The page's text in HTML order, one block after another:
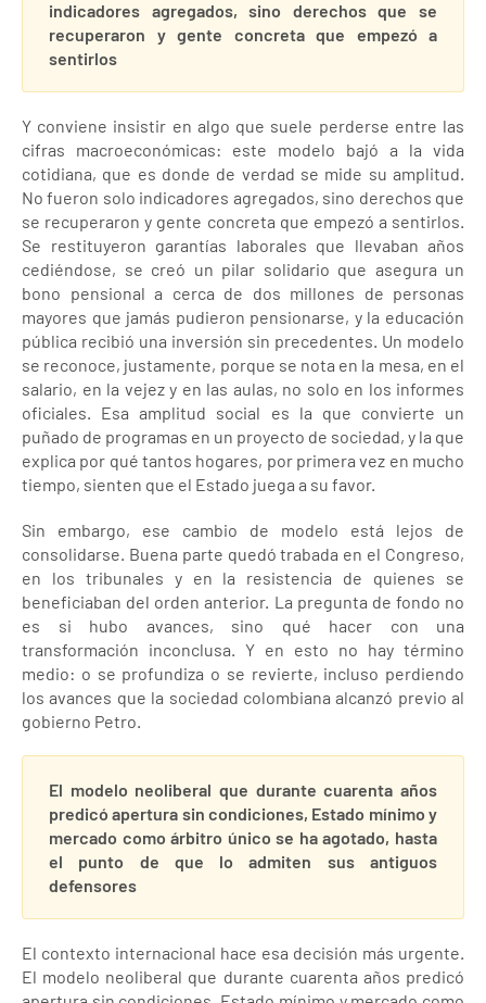
indicadores agregados, sino derechos que se
recuperaron y gente concreta que empezó a
sentirlos
Y conviene insistir en algo que suele perderse entre las
cifras macroeconómicas: este modelo bajó a la vida
cotidiana, que es donde de verdad se mide su amplitud.
No fueron solo indicadores agregados, sino derechos que
se recuperaron y gente concreta que empezó a sentirlos.
Se restituyeron garantías laborales que llevaban años
cediéndose, se creó un pilar solidario que asegura un
bono pensional a cerca de dos millones de personas
mayores que jamás pudieron pensionarse, y la educación
pública recibió una inversión sin precedentes. Un modelo
se reconoce, justamente, porque se nota en la mesa, en el
salario, en la vejez y en las aulas, no solo en los informes
oficiales. Esa amplitud social es la que convierte un
puñado de programas en un proyecto de sociedad, y la que
explica por qué tantos hogares, por primera vez en mucho
tiempo, sienten que el Estado juega a su favor.
Sin embargo, ese cambio de modelo está lejos de
consolidarse. Buena parte quedó trabada en el Congreso,
en los tribunales y en la resistencia de quienes se
beneficiaban del orden anterior. La pregunta de fondo no
es si hubo avances, sino qué hacer con una
transformación inconclusa. Y en esto no hay término
medio: o se profundiza o se revierte, incluso perdiendo
los avances que la sociedad colombiana alcanzó previo al
gobierno Petro.
El modelo neoliberal que durante cuarenta años
predicó apertura sin condiciones, Estado mínimo y
mercado como árbitro único se ha agotado, hasta
el punto de que lo admiten sus antiguos
defensores
El contexto internacional hace esa decisión más urgente.
El modelo neoliberal que durante cuarenta años predicó